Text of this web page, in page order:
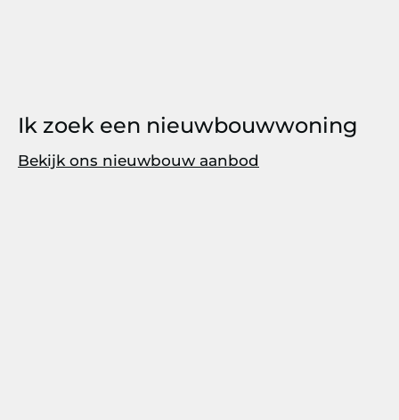
Ik zoek een nieuwbouwwoning
Bekijk ons nieuwbouw aanbod